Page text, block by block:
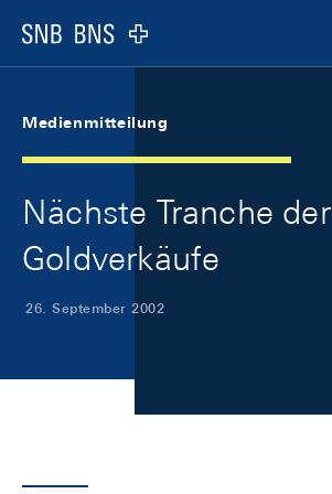
Logo
Medienmitteilung
Nächste Tranche der
Goldverkäufe
26. September 2002